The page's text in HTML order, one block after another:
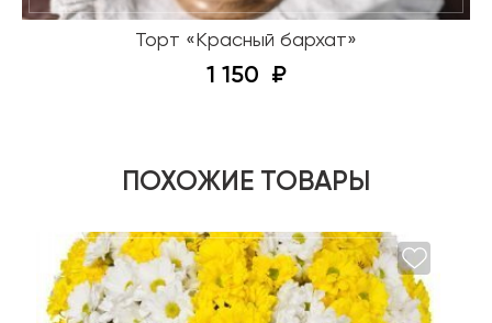
Торт «Красный бархат»
1 150
ПОХОЖИЕ ТОВАРЫ